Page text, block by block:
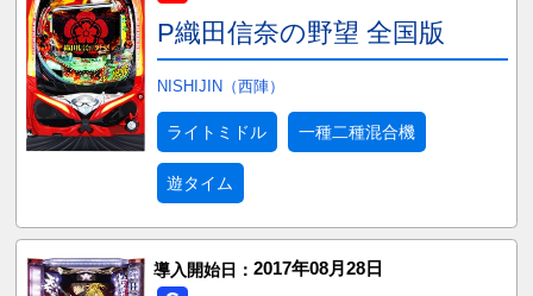
P織田信奈の野望 全国版
NISHIJIN（西陣）
ライトミドル 一種二種混合機
遊タイム
導入開始日： 2017年08月28日